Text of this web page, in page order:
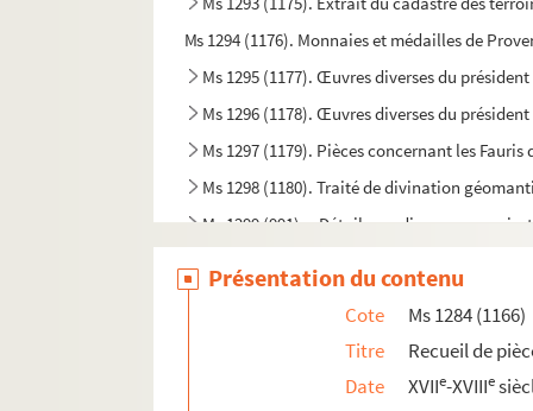
Ms 1294 (1176). Monnaies et médailles de
Ms 1295 (1177). Œuvres diverses du
Ms 1296 (1178). Œuvres diverses du
Ms 1297 (1179). Pièces concernant les
Ms 1298 (1180). Traité de divination
Ms 1299 (991). « Détails sur diverses
Présentation du contenu
Cote
Ms 1284 (1166)
Titre
Recueil de
Date
XVIIe-XVIIIe